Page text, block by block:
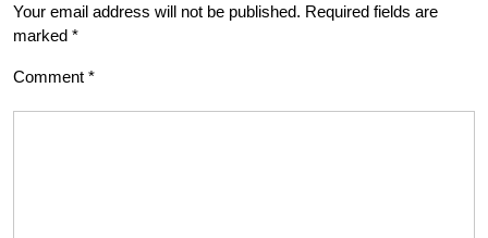
Your email address will not be published. Required fields are
marked *
Comment *